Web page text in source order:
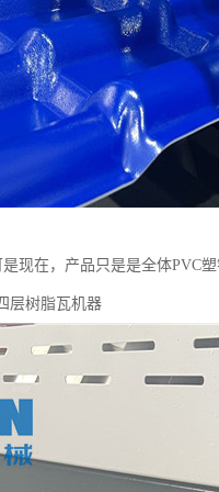
现在，产品只是是全体PVC
层树脂瓦机器